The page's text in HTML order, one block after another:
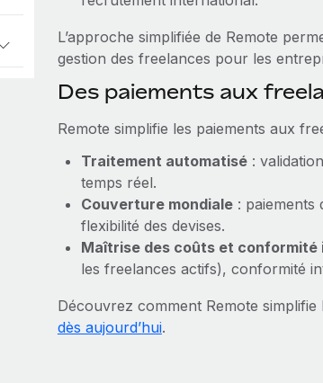
L’approche simplifiée de Remote
gestion des freelances pour les
Des paiements aux
Remote simplifie les paiements aux
Traitement automatisé:
temps réel.
Couverture mondiale: paiements
flexibilité des devises.
Maîtrise des coûts et conformité
les freelances actifs), conformité
Découvrez comment Remote
dès aujourd’hui.